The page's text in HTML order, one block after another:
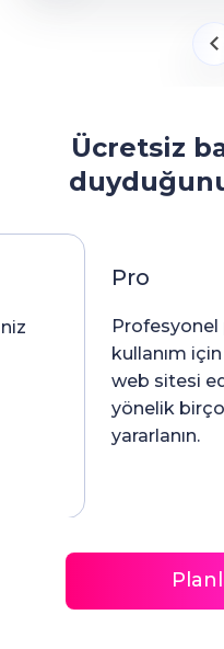
Ücretsiz
Pro
Profesyonel
kullanım
web sitesi
yönelik
yararlanın.